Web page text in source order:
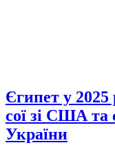
Єгипет у 2025
сої зі США та
України